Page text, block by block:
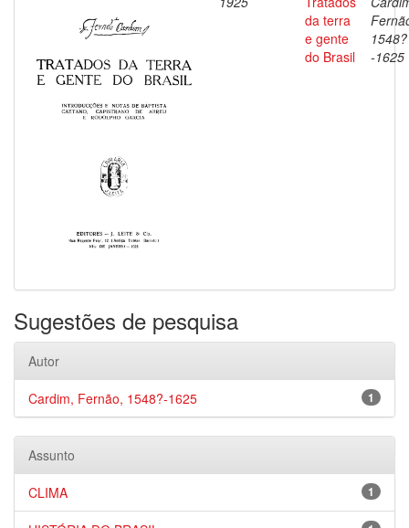
da terra
e gente
do Brasil
1548?
-1625
Sugestões de pesquisa
Autor
1
Cardim, Fernão, 1548?-1625
Assunto
1
CLIMA